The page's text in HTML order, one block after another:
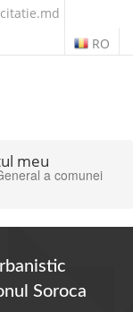
RO
meu
a comunei
Soroca